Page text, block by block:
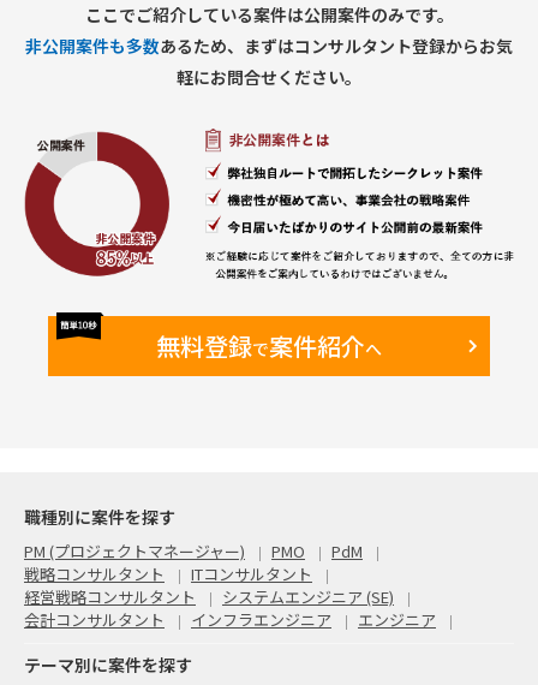
ここでご紹介している案件は公開案件のみです。
非公開案件も多数あるため、まずはコンサルタント登録からお気
軽にお問合せください。
無料登録で案件紹介へ
職種別に案件を探す
PM (プロジェクトマネージャー) PMO
PdM
戦略コンサルタント
ITコンサルタント
経営戦略コンサルタント
システムエンジニア (SE)
会計コンサルタント
インフラエンジニア エンジニア
テーマ別に案件を探す